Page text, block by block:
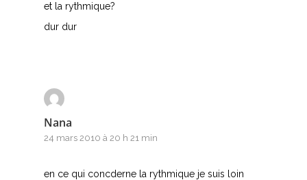
et la rythmique?
dur dur
Nana
24 mars 2010 à 20 h 21 min
en ce qui concderne la rythmique je suis loin